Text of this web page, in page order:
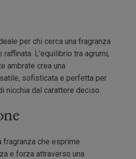
per chi cerca una fragranza
raffinata. L'equilibrio tra agrumi,
ambrate crea una
sofisticata e perfetta per
nicchia dal carattere deciso.
fragranza che esprime
e forza attraverso una